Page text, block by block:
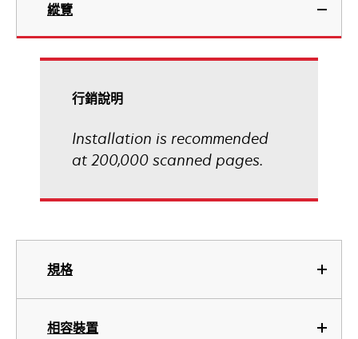
縱覽
規格
相容裝置
行銷說明
Installation is recommended
at 200,000 scanned pages.